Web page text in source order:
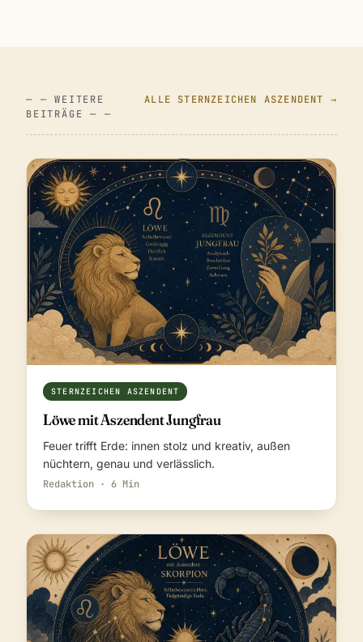
— — WEITERE
BEITRÄGE — —
ALLE STERNZEICHEN ASZENDENT →
STERNZEICHEN ASZENDENT
Löwe mit Aszendent Jungfrau
Feuer trifft Erde: innen stolz und kreativ, außen
nüchtern, genau und verlässlich.
Redaktion · 6 Min